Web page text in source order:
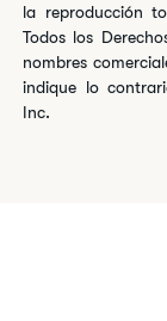
la reproducción
Todos los
nombres
indique lo
Inc.